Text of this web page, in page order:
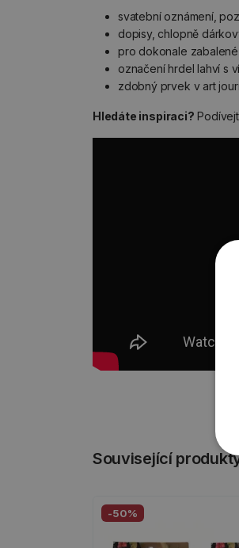
svatební oznámení,
dopisy, chlopně
pro dokonale
označení hrdel lahví s
zdobný prvek v art
Hledáte inspiraci?
Související
-50%